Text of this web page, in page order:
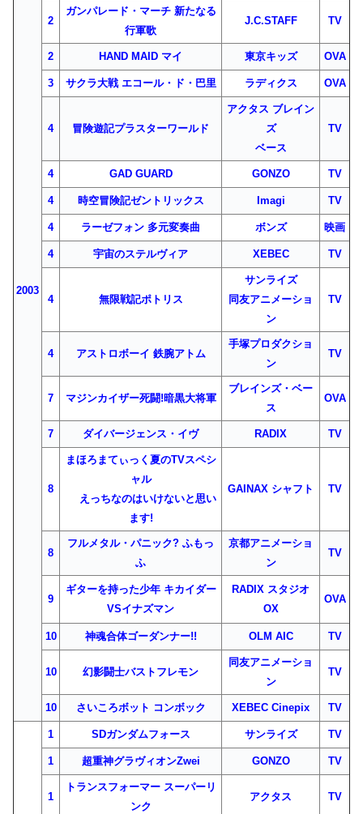
2003
2
ガンパレード・マーチ 新たなる
行軍歌
J.C.STAFF TV
2 HAND MAID マイ 東京キッズ OVA
3 サクラ大戦 エコール・ド・巴里 ラディクス OVA
4 冒険遊記プラスターワールド
アクタス ブレイン
ズ
ベース
TV
4 GAD GUARD GONZO TV
4 時空冒険記ゼントリックス Imagi TV
4 ラーゼフォン 多元変奏曲 ボンズ 映画
4 宇宙のステルヴィア XEBEC TV
4 無限戦記ポトリス
サンライズ
同友アニメーショ
ン
TV
4 アストロボーイ 鉄腕アトム
手塚プロダクショ
ン
TV
7 マジンカイザー死闘!暗黒大将軍
ブレインズ・ベー
ス
OVA
7 ダイバージェンス・イヴ RADIX TV
8
まほろまてぃっく夏のTVスペシ
ャル
えっちなのはいけないと思い
ます!
GAINAX シャフト TV
8
フルメタル・パニック? ふもっ
ふ
京都アニメーショ
ン
TV
9
ギターを持った少年 キカイダー
VSイナズマン
RADIX スタジオ
OX
OVA
10 神魂合体ゴーダンナー!! OLM AIC TV
10 幻影闘士バストフレモン
同友アニメーショ
ン
TV
10 さいころボット コンボック XEBEC Cinepix TV
1 SDガンダムフォース サンライズ TV
1 超重神グラヴィオンZwei GONZO TV
1
トランスフォーマー スーパーリ
ンク
アクタス TV